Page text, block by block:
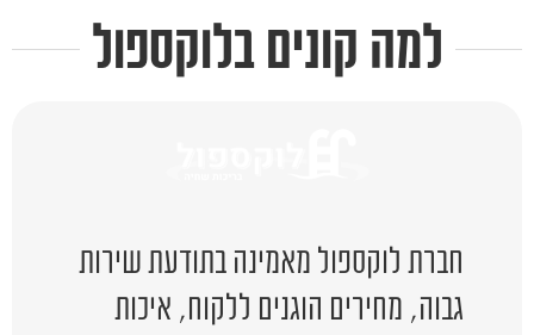
למה קונים בלוקספול
חברת לוקספול מאמינה בתודעת שירות
גבוה, מחירים הוגנים ללקוח, איכות